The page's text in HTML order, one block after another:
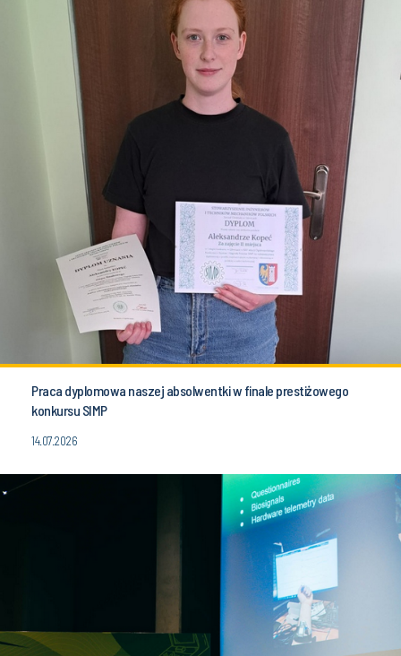
Praca dyplomowa naszej absolwentki w finale prestiżowego
konkursu SIMP
14.07.2026